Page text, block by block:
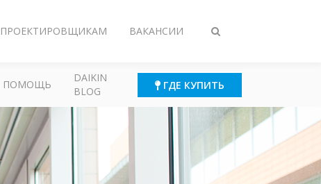
Переключить
ПРОЕКТИРОВЩИКАМ ВАКАНСИИ
ПОМОЩЬ
DAIKIN
BLOG
ГДЕ КУПИТЬ